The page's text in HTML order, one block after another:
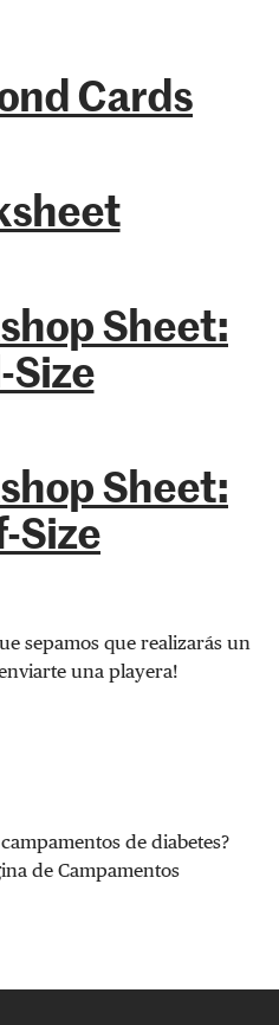
Cards
Sheet:
Size
Sheet:
Size
sepamos que realizarás un
una playera!
de diabetes?
de Campamentos